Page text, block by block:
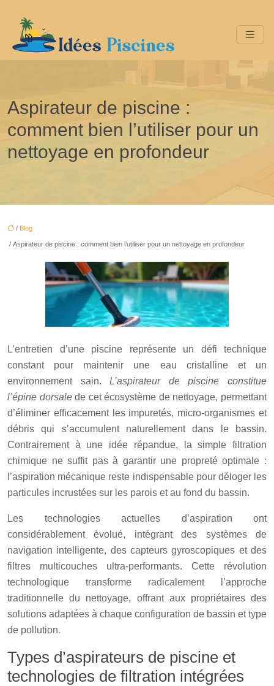
Aspirateur de piscine :
comment bien l’utiliser pour un
nettoyage en profondeur
/ Blog
/ Aspirateur de piscine : comment bien l’utiliser pour un nettoyage en profondeur
L’entretien d’une piscine représente un défi technique
constant pour maintenir une eau cristalline et un
environnement sain.L’aspirateur de piscine constitue
l’épine dorsalede cet écosystème de nettoyage, permettant
d’éliminer efficacement les impuretés, micro-organismes et
débris qui s’accumulent naturellement dans le bassin.
Contrairement à une idée répandue, la simple filtration
chimique ne suffit pas à garantir une propreté optimale :
l’aspiration mécanique reste indispensable pour déloger les
particules incrustées sur les parois et au fond du bassin.
Les technologies actuelles d’aspiration ont
considérablement évolué, intégrant des systèmes de
navigation intelligente, des capteurs gyroscopiques et des
filtres multicouches ultra-performants. Cette révolution
technologique transforme radicalement l’approche
traditionnelle du nettoyage, offrant aux propriétaires des
solutions adaptées à chaque configuration de bassin et type
de pollution.
Types d’aspirateurs de piscine et
technologies de filtration intégrées